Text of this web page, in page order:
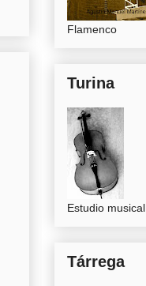
Flamenco
Turina
Estudio musical
Tárrega